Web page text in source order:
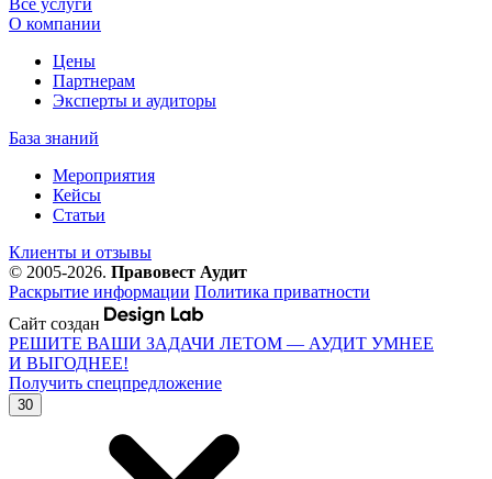
О компании
Цены
Партнерам
Эксперты и аудиторы
База знаний
Мероприятия
Кейсы
Статьи
Клиенты и отзывы
© 2005-2026. Правовест Аудит
Раскрытие информации Политика приватности
Сайт создан
РЕШИТЕ ВАШИ ЗАДАЧИ ЛЕТОМ — АУДИТ УМНЕЕ
И ВЫГОДНЕЕ!
Получить спецпредложение
30